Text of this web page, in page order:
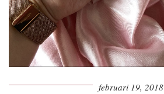
februari 19, 2018